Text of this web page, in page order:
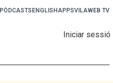
PÒDCASTS ENGLISHAPPSVILAWEB TV
Iniciar sessió